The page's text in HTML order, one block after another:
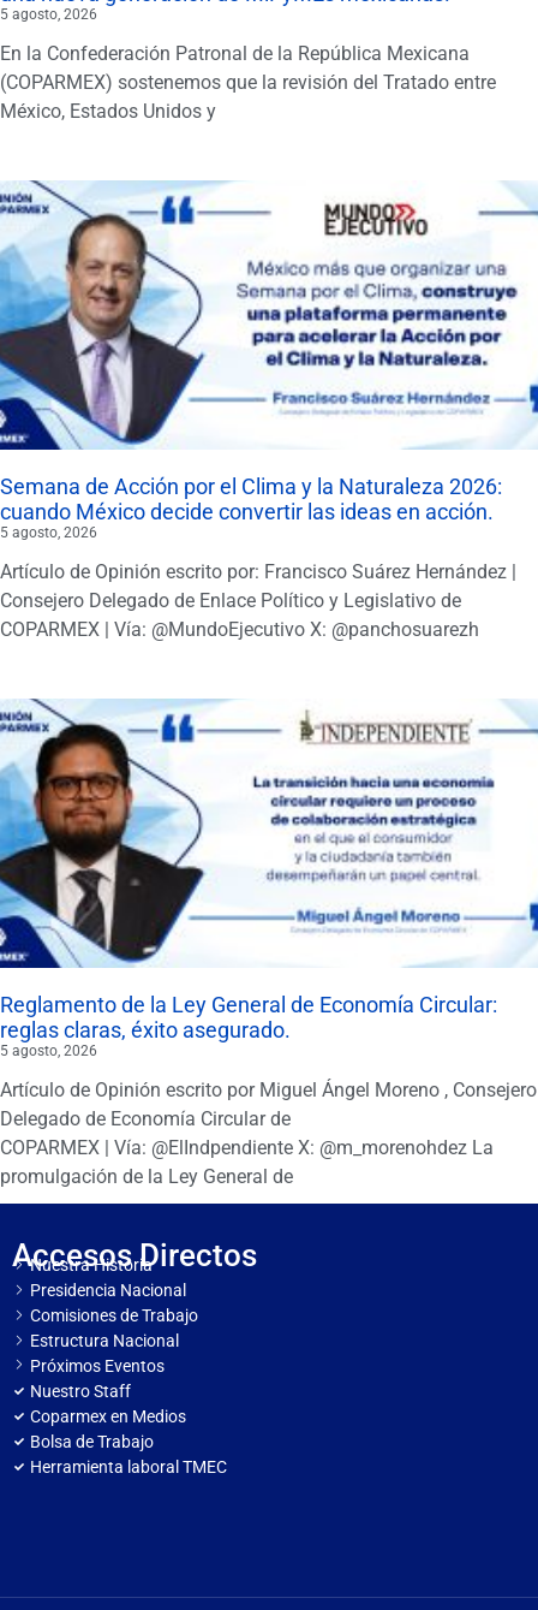
5 agosto, 2026
En la Confederación Patronal de la República Mexicana
(COPARMEX) sostenemos que la revisión del Tratado entre
México, Estados Unidos y
Semana de Acción por el Clima y la Naturaleza 2026:
cuando México decide convertir las ideas en acción.
5 agosto, 2026
Artículo de Opinión escrito por: Francisco Suárez Hernández |
Consejero Delegado de Enlace Político y Legislativo de
COPARMEX | Vía: @MundoEjecutivo X: @panchosuarezh
Reglamento de la Ley General de Economía Circular:
reglas claras, éxito asegurado.
5 agosto, 2026
Artículo de Opinión escrito por Miguel Ángel Moreno , Consejero
Delegado de Economía Circular de
COPARMEX | Vía: @ElIndpendiente X: @m_morenohdez La
promulgación de la Ley General de
Accesos Directos
Nuestra Historia
Presidencia Nacional
Comisiones de Trabajo
Estructura Nacional
Próximos Eventos
Nuestro Staff
Coparmex en Medios
Bolsa de Trabajo
Herramienta laboral TMEC